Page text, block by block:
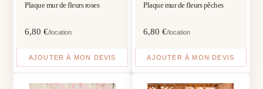
Plaque mur de fleurs roses
6,80€/location
AJOUTER À MON DEVIS
Plaque mur de fleurs pêches
6,80 €/location
AJOUTER À MON DEVIS